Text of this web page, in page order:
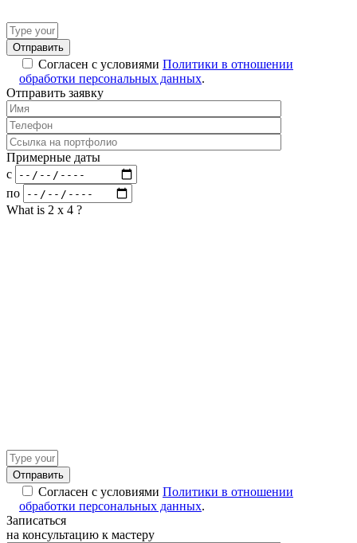
Answer
for
1
2
Согласен с условиями Политики в отношении
обработки персональных данных.
Отправить заявку
Примерные даты
c
по
What is 2 x 4 ?
Answer
for
2
4
Согласен с условиями Политики в отношении
обработки персональных данных.
Записаться
на консультацию к мастеру